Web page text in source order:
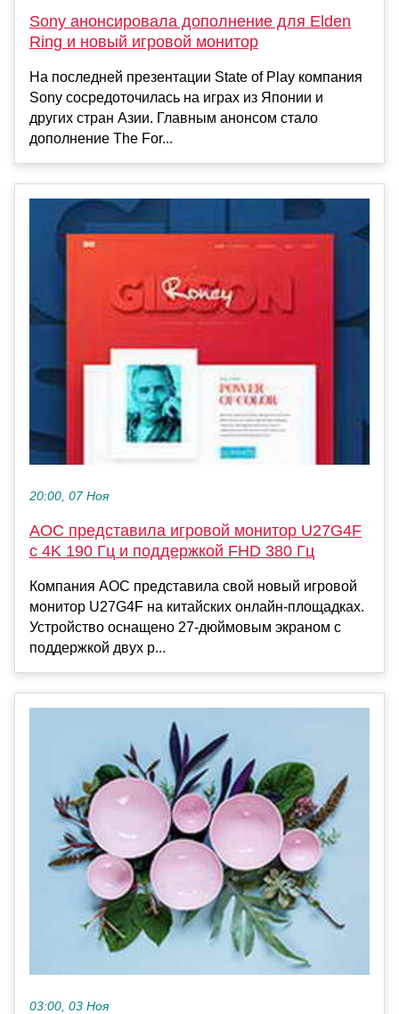
Sony анонсировала дополнение для Elden
Ring и новый игровой монитор
На последней презентации State of Play компания
Sony сосредоточилась на играх из Японии и
других стран Азии. Главным анонсом стало
дополнение The For...
20:00, 07 Ноя
AOC представила игровой монитор U27G4F
с 4K 190 Гц и поддержкой FHD 380 Гц
Компания AOC представила свой новый игровой
монитор U27G4F на китайских онлайн-площадках.
Устройство оснащено 27-дюймовым экраном с
поддержкой двух р...
03:00, 03 Ноя